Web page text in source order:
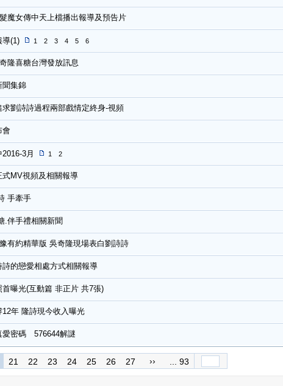
魔女傳中天上檔播出報導及預告片
導(1) 1 2 3 4 5 6
隆喜糖台灣發放訊息
聞集錦
劉詩詩過程兩部戲情定終身-視頻
會
3月 1 2
式MV視頻及相關報導
手牽手
.伴手禮相關新聞
有約精華版 吳奇隆現場表白劉詩詩
的戀愛相處方式相關報導
曝光(互動篇 非正片 共7張)
12年 隆詩現今收入曝光
愛密碼 576644解謎
21 22 23 24 25 26 27 ›› ... 93